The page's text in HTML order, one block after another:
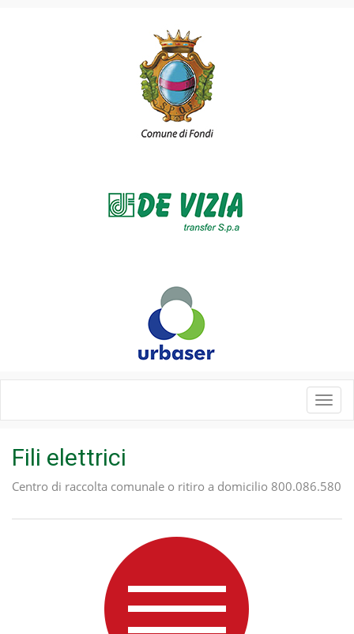
Fili elettrici
Centro di raccolta comunale o ritiro a domicilio 800.086.580